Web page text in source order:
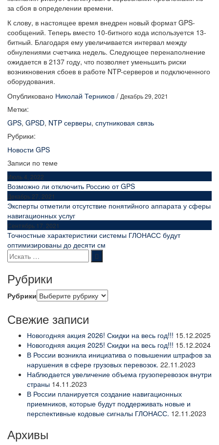
за сбоя в определении времени.
К слову, в настоящее время внедрен новый формат GPS-
сообщений. Теперь вместо 10-битного кода используется 13-
битный. Благодаря ему увеличивается интервал между
обнулениями счетчика недель. Следующее перенаполнение
ожидается в 2137 году, что позволяет уменьшить риски
возникновения сбоев в работе NTP-серверов и подключенного
оборудования.
Опубликовано Николай Терников / Декабрь 29, 2021
Метки:
GPS, GPSD, NTP серверы, спутниковая связь
Рубрики:
Новости GPS
Записи по теме
Июль 4, 2022
Возможно ли отключить Россию от GPS
Декабрь 27, 2021
Эксперты отметили отсутствие понятийного аппарата у сферы
навигационных услуг
Сентябрь 17, 2021
Точностные характеристики системы ГЛОНАСС будут
оптимизированы до десяти см
Рубрики
Рубрики
Свежие записи
Новогодняя акция 2026! Скидки на весь год!!! 15.12.2025
Новогодняя акция 2025! Скидки на весь год!!! 15.12.2024
В России возникла инициатива о повышении штрафов за
нарушения в сфере грузовых перевозок. 22.11.2023
Наблюдается увеличение объема грузоперевозок внутри
страны 14.11.2023
В России планируется создание навигационных
приемников, которые будут поддерживать новые и
перспективные кодовые сигналы ГЛОНАСС. 12.11.2023
Архивы